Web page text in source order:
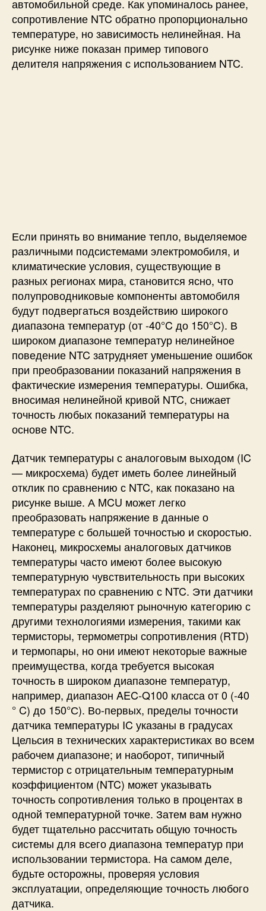
автомобильной среде. Как упоминалось ранее,
сопротивление NTC обратно пропорционально
температуре, но зависимость нелинейная. На
рисунке ниже показан пример типового
делителя напряжения с использованием NTC.
Если принять во внимание тепло, выделяемое
различными подсистемами электромобиля, и
климатические условия, существующие в
разных регионах мира, становится ясно, что
полупроводниковые компоненты автомобиля
будут подвергаться воздействию широкого
диапазона температур (от -40°C до 150°C). В
широком диапазоне температур нелинейное
поведение NTC затрудняет уменьшение ошибок
при преобразовании показаний напряжения в
фактические измерения температуры. Ошибка,
вносимая нелинейной кривой NTC, снижает
точность любых показаний температуры на
основе NTC.
Датчик температуры с аналоговым выходом (IC
— микросхема) будет иметь более линейный
отклик по сравнению с NTC, как показано на
рисунке выше. А MCU может легко
преобразовать напряжение в данные о
температуре с большей точностью и скоростью.
Наконец, микросхемы аналоговых датчиков
температуры часто имеют более высокую
температурную чувствительность при высоких
температурах по сравнению с NTC. Эти датчики
температуры разделяют рыночную категорию с
другими технологиями измерения, такими как
термисторы, термометры сопротивления (RTD)
и термопары, но они имеют некоторые важные
преимущества, когда требуется высокая
точность в широком диапазоне температур,
например, диапазон AEC-Q100 класса от 0 (-40
° C) до 150°С). Во-первых, пределы точности
датчика температуры IC указаны в градусах
Цельсия в технических характеристиках во всем
рабочем диапазоне; и наоборот, типичный
термистор с отрицательным температурным
коэффициентом (NTC) может указывать
точность сопротивления только в процентах в
одной температурной точке. Затем вам нужно
будет тщательно рассчитать общую точность
системы для всего диапазона температур при
использовании термистора. На самом деле,
будьте осторожны, проверяя условия
эксплуатации, определяющие точность любого
датчика.